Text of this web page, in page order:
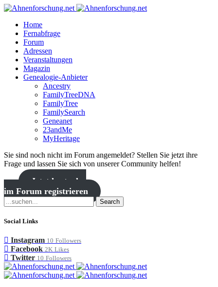
Home
Fernabfrage
Forum
Adressen
Veranstaltungen
Magazin
Genealogie-Anbieter
Ancestry
FamilyTreeDNA
FamilyTree
FamilySearch
Geneanet
23andMe
MyHeritage
Sie sind noch nicht im Forum angemeldet? Stellen Sie jetzt ihre
Frage und lassen Sie sich von unserer Community helfen!
Jetzt kostenlos
im Forum registrieren
Search
Social Links
Instagram 10 Followers
Facebook 2K Likes
Twitter 10 Followers